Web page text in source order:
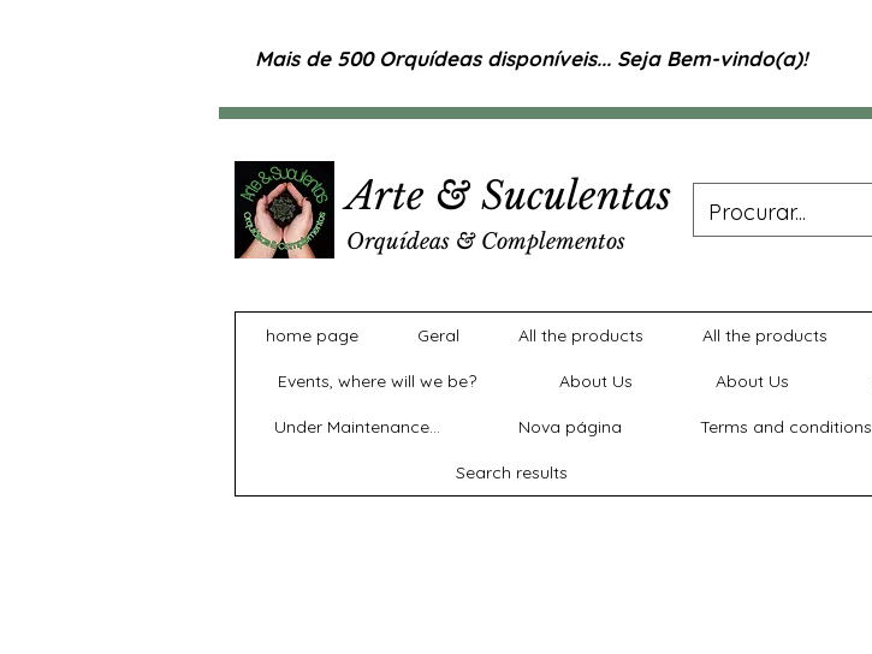
Mais de 500 Orquídeas disponíveis... Seja Bem-vindo(a)!
Arte & Suculentas
Orquídeas & Complementos
home page Geral All the products All the products
Events, where will we be? About Us About Us
Under Maintenance... Nova página Terms and conditions
Search results